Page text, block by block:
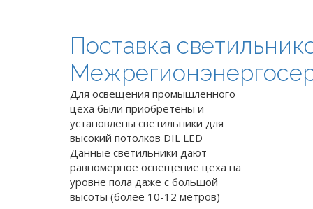
Поставка
Для освещения промышленного
цеха были приобретены и
установлены светильники для
высокий потолков DIL LED
Данные светильники дают
равномерное освещение цеха на
уровне пола даже с большой
высоты (более 10-12 метров)